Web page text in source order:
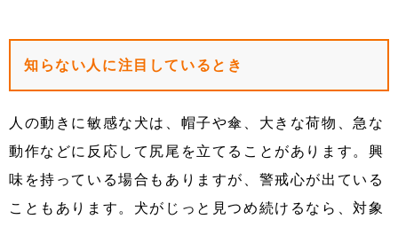
知らない人に注目しているとき
人の動きに敏感な犬は、帽子や傘、大きな荷物、急な
動作などに反応して尻尾を立てることがあります。興
味を持っている場合もありますが、警戒心が出ている
こともあります。犬がじっと見つめ続けるなら、対象